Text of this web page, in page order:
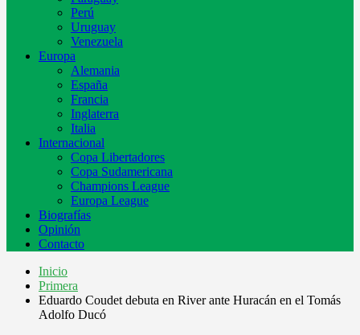
Perú
Uruguay
Venezuela
Europa
Alemania
España
Francia
Inglaterra
Italia
Internacional
Copa Libertadores
Copa Sudamericana
Champions League
Europa League
Biografías
Opinión
Contacto
Inicio
Primera
Eduardo Coudet debuta en River ante Huracán en el Tomás
Adolfo Ducó